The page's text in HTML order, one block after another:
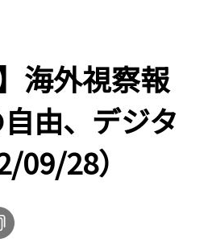
海外視察報
由、デジタ
09/28）